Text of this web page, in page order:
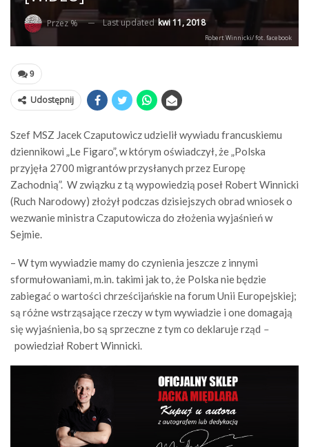
Przez % Last updatedkwi 11, 2018
Robert Winnicki/ fot. facebook
9
Udostępnij
Szef MSZ Jacek Czaputowicz udzielił wywiadu francuskiemu
dziennikowi „Le Figaro”, w którym oświadczył, że „Polska
przyjęła 2700 migrantów przysłanych przez Europę
Zachodnią”. W związku z tą wypowiedzią poseł Robert Winnicki
(Ruch Narodowy) złożył podczas dzisiejszych obrad wniosek o
wezwanie ministra Czaputowicza do złożenia wyjaśnień w
Sejmie.
– W tym wywiadzie mamy do czynienia jeszcze z innymi
sformułowaniami, m.in. takimi jak to, że Polska nie będzie
zabiegać o wartości chrześcijańskie na forum Unii Europejskiej;
są różne wstrząsające rzeczy w tym wywiadzie i one domagają
się wyjaśnienia, bo są sprzeczne z tym co deklaruje rząd –
powiedział Robert Winnicki.